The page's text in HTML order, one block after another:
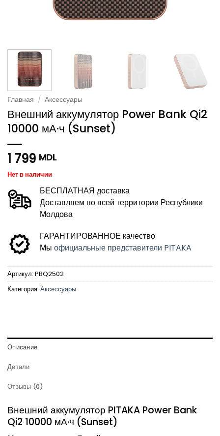
Главная / Аксессуары
Внешний аккумулятор Power Bank Qi2
10000 мА·ч (Sunset)
1 799 MDL
Нет в наличии
БЕСПЛАТНАЯ доставка
Доставляем по всей территории Республики
Молдова
ГАРАНТИРОВАННОЕ качество
Мы официальные представители PITAKA
Артикул: PBQ2502
Категория: Аксессуары
Описание
Детали
Отзывы (0)
Внешний аккумулятор PITAKA Power Bank
Qi2 10000 мА·ч (Sunset)